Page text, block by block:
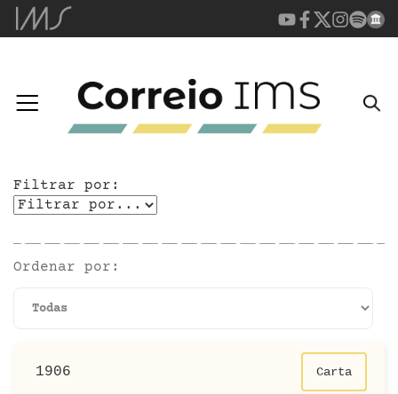
Filtrar por:
Ordenar por:
1906 Carta